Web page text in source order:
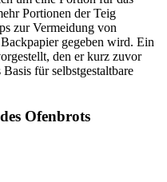
Portionen der Teig
zur Vermeidung von
gegeben wird. Ein
den er kurz zuvor
für selbstgestaltbare
Ofenbrots